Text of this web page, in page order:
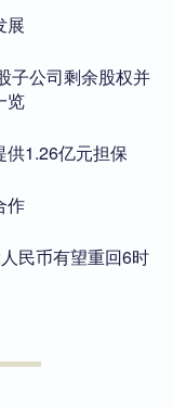
展
子公司剩余股权并
览
供1.26亿元担保
作
民币有望重回6时